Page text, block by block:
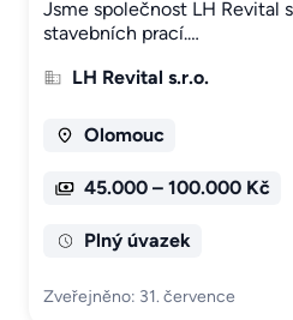
Jsme společnost LH Revital
stavebních prací.…
LH Revital s.r.o.
Olomouc
45.000 – 100.000 Kč
Plný úvazek
Zveřejněno: 31. července